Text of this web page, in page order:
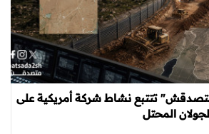
53" "متصدقش" تتتبع نشاط شركة أمريكية على
المحتل